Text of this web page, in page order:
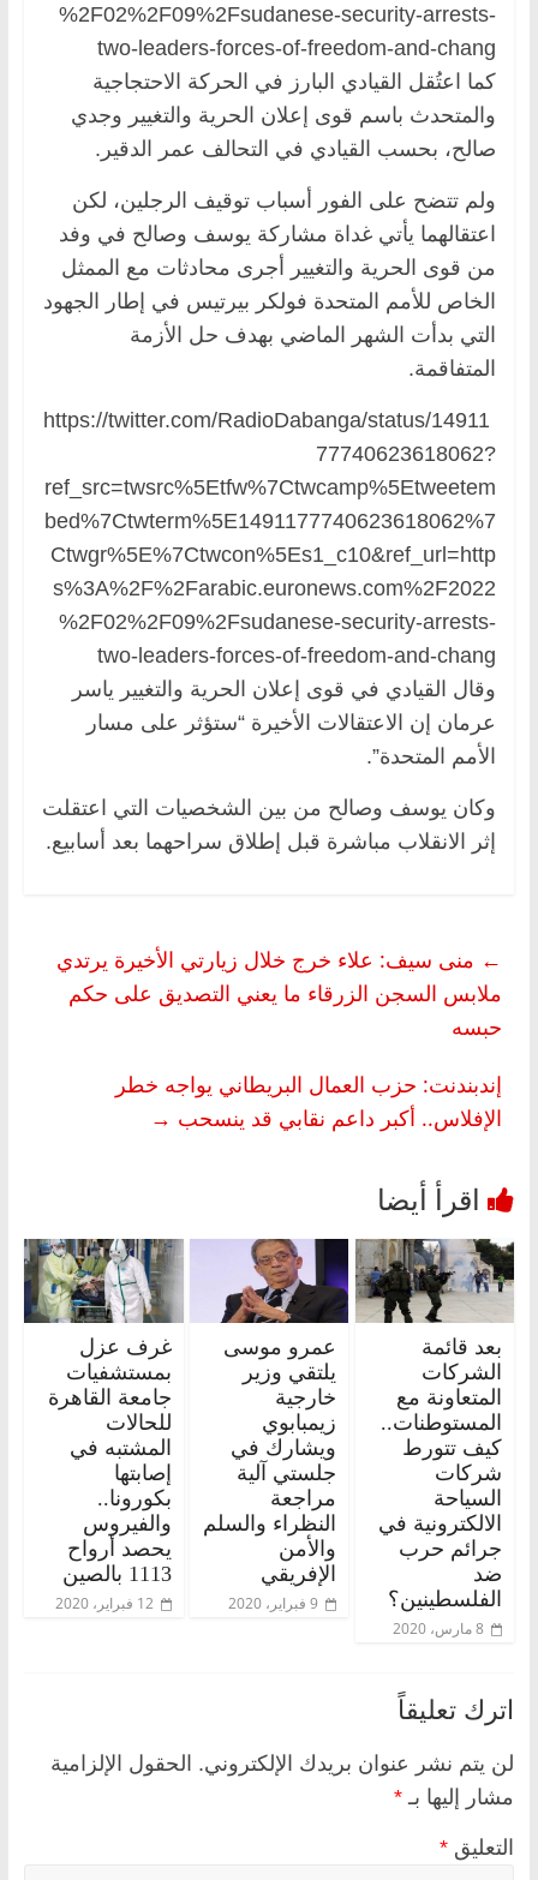
%2F02%2F09%2Fsudanese-security-arrests-
two-leaders-forces-of-freedom-and-chang
كما اعتُقل القيادي البارز في الحركة الاحتجاجية
والمتحدث باسم قوى إعلان الحرية والتغيير وجدي
صالح، بحسب القيادي في التحالف عمر الدقير.
ولم تتضح على الفور أسباب توقيف الرجلين، لكن
اعتقالهما يأتي غداة مشاركة يوسف وصالح في وفد
من قوى الحرية والتغيير أجرى محادثات مع الممثل
الخاص للأمم المتحدة فولكر بيرتيس في إطار الجهود
التي بدأت الشهر الماضي بهدف حل الأزمة
المتفاقمة.
https://twitter.com/RadioDabanga/status/14911
77740623618062?
ref_src=twsrc%5Etfw%7Ctwcamp%5Etweetem
bed%7Ctwterm%5E1491177740623618062%7
Ctwgr%5E%7Ctwcon%5Es1_c10&ref_url=http
s%3A%2F%2Farabic.euronews.com%2F2022
%2F02%2F09%2Fsudanese-security-arrests-
two-leaders-forces-of-freedom-and-chang
وقال القيادي في قوى إعلان الحرية والتغيير ياسر
عرمان إن الاعتقالات الأخيرة “ستؤثر على مسار
الأمم المتحدة”.
وكان يوسف وصالح من بين الشخصيات التي اعتقلت
إثر الانقلاب مباشرة قبل إطلاق سراحهما بعد أسابيع.
← منى سيف: علاء خرج خلال زيارتي الأخيرة يرتدي
ملابس السجن الزرقاء ما يعني التصديق على حكم
حبسه
إندبندنت: حزب العمال البريطاني يواجه خطر
الإفلاس.. أكبر داعم نقابي قد ينسحب →
بعد قائمة
الشركات
المتعاونة مع
المستوطنات..
كيف تتورط
شركات
السياحة
الالكترونية في
جرائم حرب
ضد
الفلسطينين؟
8 مارس، 2020
عمرو موسى
يلتقي وزير
خارجية
زيمبابوي
ويشارك في
جلستي آلية
مراجعة
النظراء والسلم
والأمن
الإفريقي
9 فبراير، 2020
غرف عزل
بمستشفيات
جامعة القاهرة
للحالات
المشتبه في
إصابتها
بكورونا..
والفيروس
يحصد أرواح
1113 بالصين
12 فبراير، 2020
اترك تعليقاً
لن يتم نشر عنوان بريدك الإلكتروني. الحقول الإلزامية
مشار إليها بـ *
التعليق *